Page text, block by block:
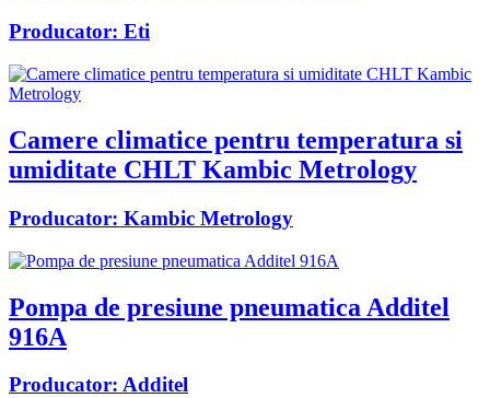
Producator: Eti
Camere climatice pentru temperatura si
umiditate CHLT Kambic Metrology
Producator: Kambic Metrology
Pompa de presiune pneumatica Additel
916A
Producator: Additel